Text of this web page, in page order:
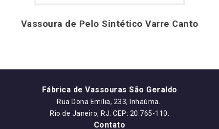
Vassoura de Pelo Sintético Varre Canto
Fábrica de Vassouras São Geraldo
Rua Dona Emília, 233, Inhaúma.
Rio de Janeiro, RJ. CEP: 20.765-110.
Contato